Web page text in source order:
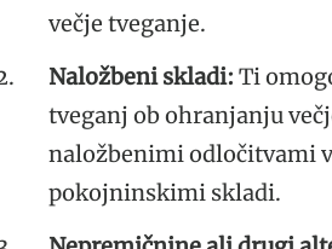
večje tveganje.
Naložbeni skladi: Ti
tveganj ob ohranjanju
naložbenimi odločitvami
pokojninskimi skladi.